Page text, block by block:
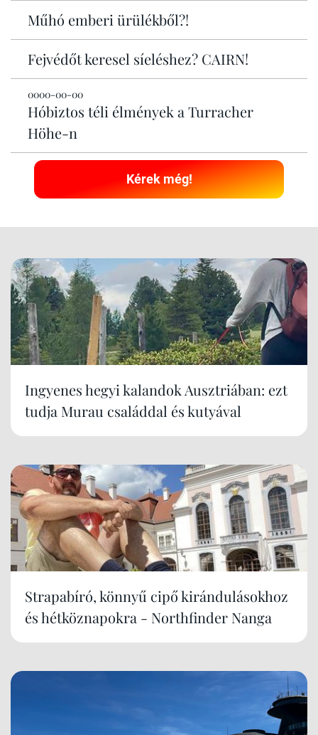
Műhó emberi ürülékből?!
Fejvédőt keresel síeléshez? CAIRN!
0000-00-00
Hóbiztos téli élmények a Turracher
Höhe-n
Kérek még!
Ingyenes hegyi kalandok Ausztriában: ezt
tudja Murau családdal és kutyával
Strapabíró, könnyű cipő kirándulásokhoz
és hétköznapokra - Northfinder Nanga